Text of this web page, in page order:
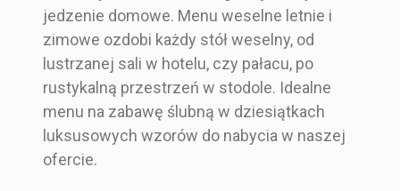
jedzenie domowe. Menu weselne letnie i
zimowe ozdobi każdy stół weselny, od
lustrzanej sali w hotelu, czy pałacu, po
rustykalną przestrzeń w stodole. Idealne
menu na zabawę ślubną w dziesiątkach
luksusowych wzorów do nabycia w naszej
ofercie.